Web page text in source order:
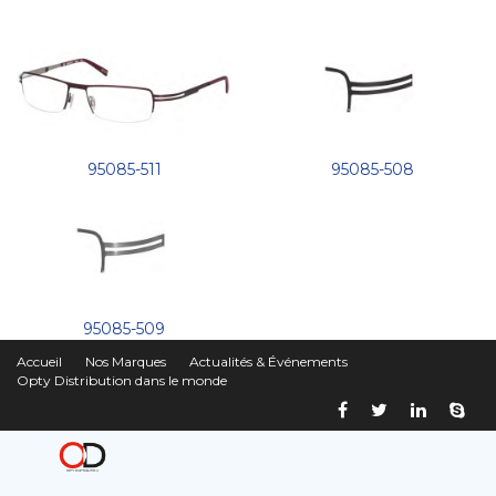
95085-511 95085-508
95085-509
Accueil Nos Marques
Actualités & Événements
Opty Distribution dans le monde